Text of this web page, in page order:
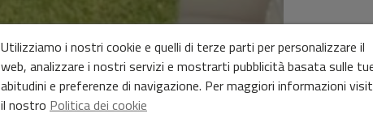
Utilizziamo i nostri cookie e quelli di terze parti per personalizzare il
web, analizzare i nostri servizi e mostrarti pubblicità basata sulle
abitudini e preferenze di navigazione. Per maggiori informazioni
il nostro Politica dei cookie